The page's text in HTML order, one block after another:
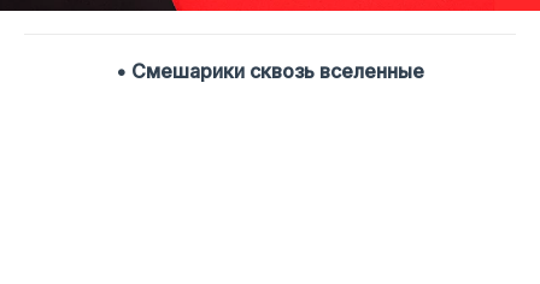
• Смешарики сквозь вселенные